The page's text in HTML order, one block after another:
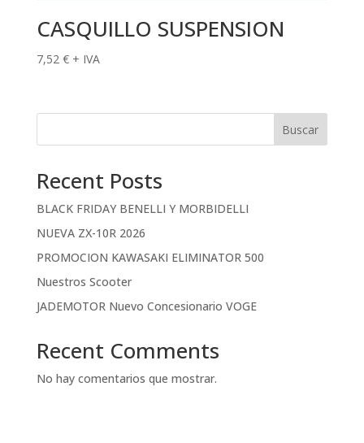
CASQUILLO SUSPENSION
7,52 € + IVA
Buscar
Recent Posts
BLACK FRIDAY BENELLI Y MORBIDELLI
NUEVA ZX-10R 2026
PROMOCION KAWASAKI ELIMINATOR 500
Nuestros Scooter
JADEMOTOR Nuevo Concesionario VOGE
Recent Comments
No hay comentarios que mostrar.